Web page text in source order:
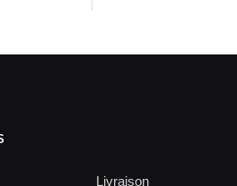
Livraison